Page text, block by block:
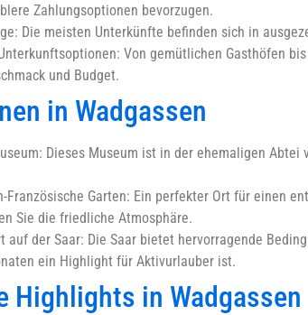
Zahlungsoptionen bevorzugen.
Die meisten Unterkünfte befinden sich in
Von gemütlichen Gasthöfen
und Budget.
in Wadgassen
Dieses Museum ist in der ehemaligen
Französische Garten: Ein perfekter Ort für einen
Sie die friedliche Atmosphäre.
auf der Saar: Die Saar bietet hervorragende
ein Highlight für Aktivurlauber ist.
Highlights in Wadgassen